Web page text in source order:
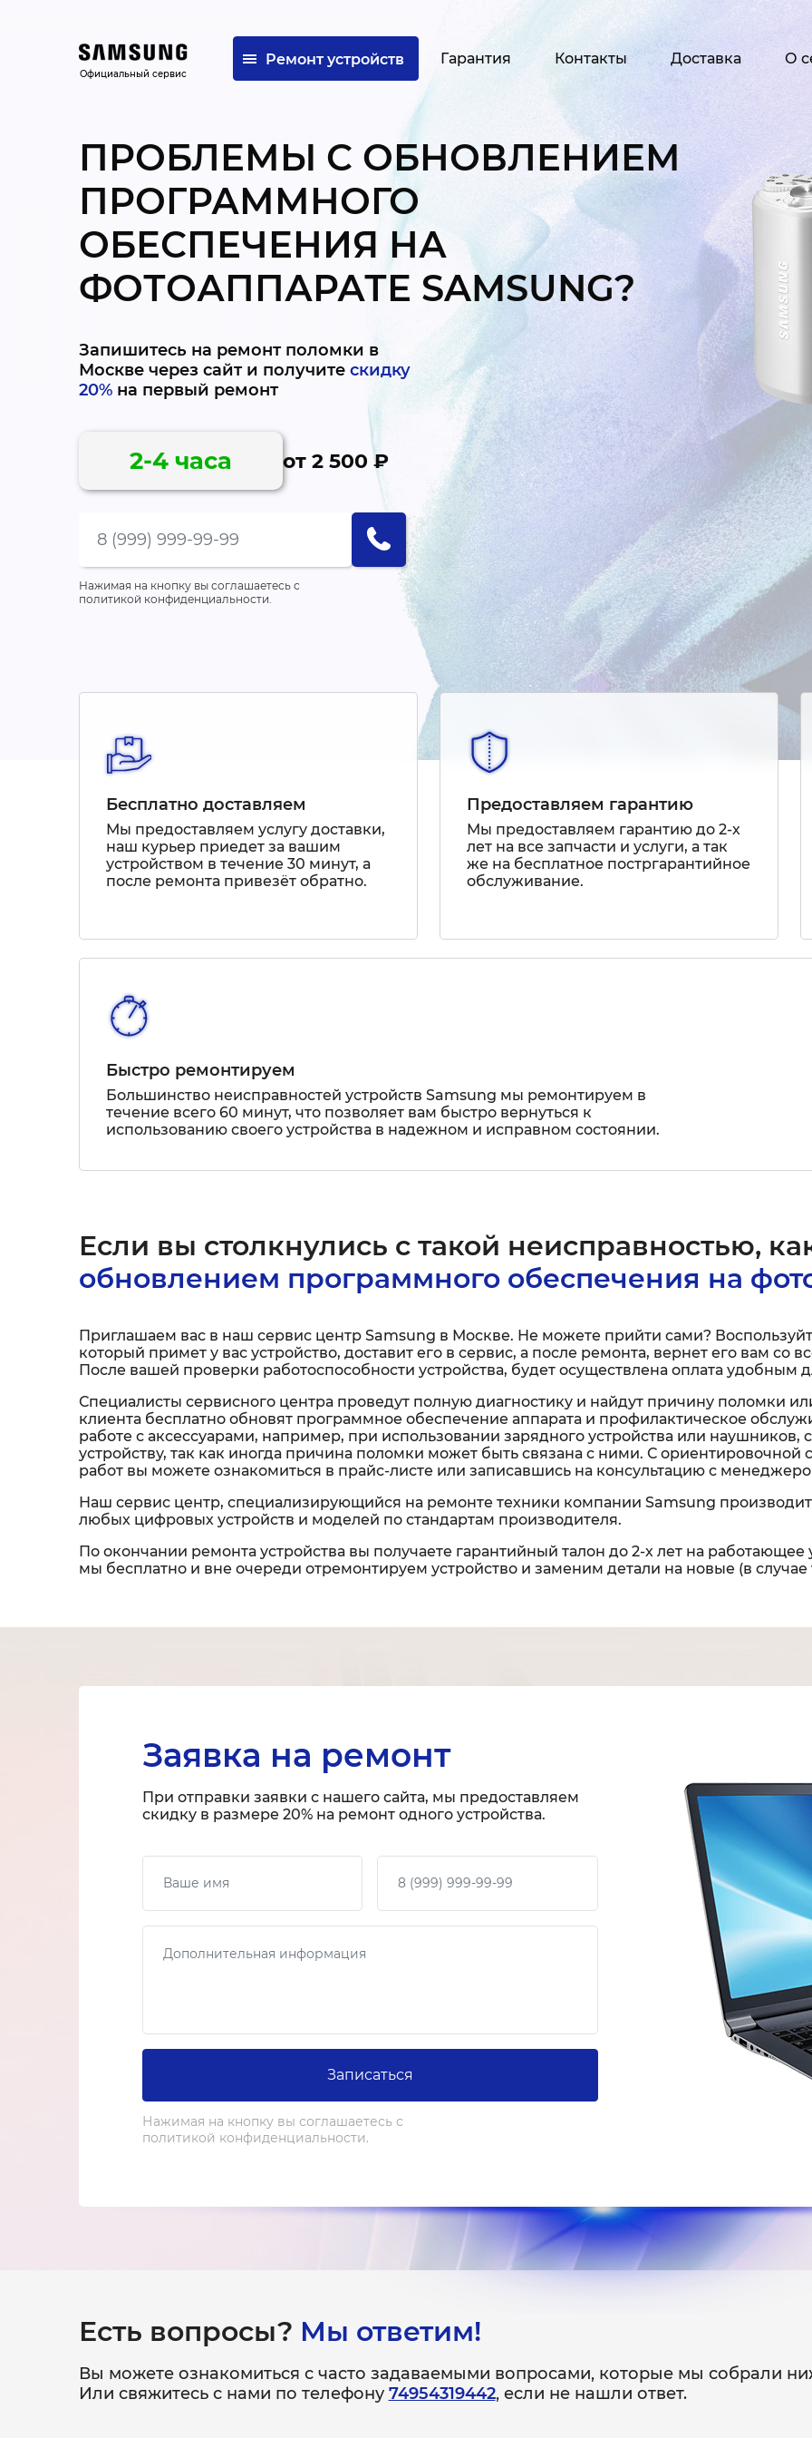
Официальный сервис
Ремонт устройств Гарантия Контакты Доставка О
ПРОБЛЕМЫ С ОБНОВЛЕНИЕМ
ПРОГРАММНОГО
ОБЕСПЕЧЕНИЯ НА
ФОТОАППАРАТЕ SAMSUNG?
Запишитесь на ремонт поломки в
Москве через сайт и получите скидку
20%на первый ремонт
2-4 часа от 2 500 ₽
Нажимая на кнопку вы соглашаетесь с
политикой конфиденциальности.
Бесплатно доставляем
Мы предоставляем услугу доставки,
наш курьер приедет за вашим
устройством в течение 30 минут, а
после ремонта привезёт обратно.
Предоставляем гарантию
Мы предоставляем гарантию до 2-х
лет на все запчасти и услуги, а так
же на бесплатное постргарантийное
обслуживание.
Быстро ремонтируем
Большинство неисправностей устройств Samsung мы ремонтируем в
течение всего 60 минут, что позволяет вам быстро вернуться к
использованию своего устройства в надежном и исправном состоянии.
Если вы столкнулись с такой неисправностью,
обновлением программного обеспечения на
Приглашаем вас в наш сервис центр Samsung в Москве. Не можете прийти сами?
который примет у вас устройство, доставит его в сервис, а после ремонта, вернет его вам
После вашей проверки работоспособности устройства, будет осуществлена оплата удобным
Специалисты сервисного центра проведут полную диагностику и найдут причину поломки
клиента бесплатно обновят программное обеспечение аппарата и профилактическое
работе с аксессуарами, например, при использовании зарядного устройства или
устройству, так как иногда причина поломки может быть связана с ними. С
работ вы можете ознакомиться в прайс-листе или записавшись на консультацию с
Наш сервис центр, специализирующийся на ремонте техники компании Samsung производит
любых цифровых устройств и моделей по стандартам производителя.
По окончании ремонта устройства вы получаете гарантийный талон до 2-х лет на
мы бесплатно и вне очереди отремонтируем устройство и заменим детали на новые (в
Заявка на ремонт
При отправки заявки с нашего сайта, мы предоставляем
скидку в размере 20% на ремонт одного устройства.
Ваше имя Ваш телефон
Сообщение
Записаться
Нажимая на кнопку вы соглашаетесь с
политикой конфиденциальности.
Есть вопросы? Мы ответим!
Вы можете ознакомиться с часто задаваемыми вопросами, которые мы собрали
Или свяжитесь с нами по телефону 74954319442, если не нашли ответ.